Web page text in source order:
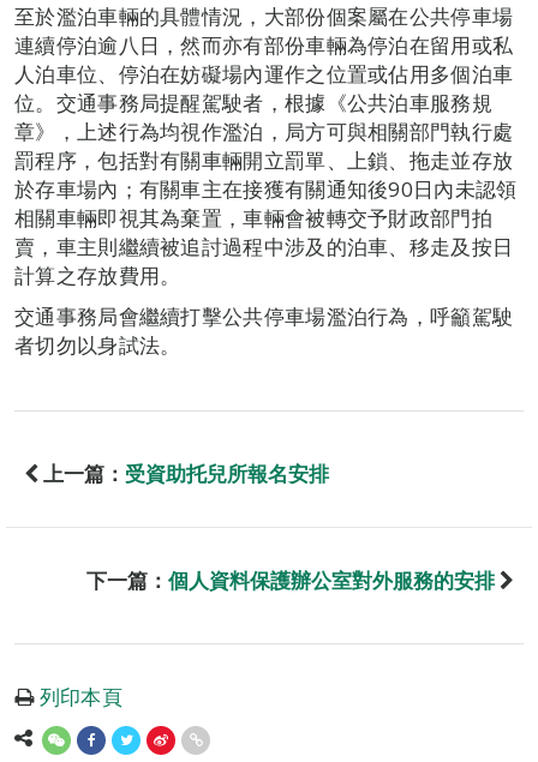
至於濫泊車輛的具體情況，大部份個案屬在公共停車場
連續停泊逾八日，然而亦有部份車輛為停泊在留用或私
人泊車位、停泊在妨礙場內運作之位置或佔用多個泊車
位。交通事務局提醒駕駛者，根據《公共泊車服務規
章》，上述行為均視作濫泊，局方可與相關部門執行處
罰程序，包括對有關車輛開立罰單、上鎖、拖走並存放
於存車場內；有關車主在接獲有關通知後90日內未認領
相關車輛即視其為棄置，車輛會被轉交予財政部門拍
賣，車主則繼續被追討過程中涉及的泊車、移走及按日
計算之存放費用。
交通事務局會繼續打擊公共停車場濫泊行為，呼籲駕駛
者切勿以身試法。
上一篇： 受資助托兒所報名安排
下一篇： 個人資料保護辦公室對外服務的安排
列印本頁